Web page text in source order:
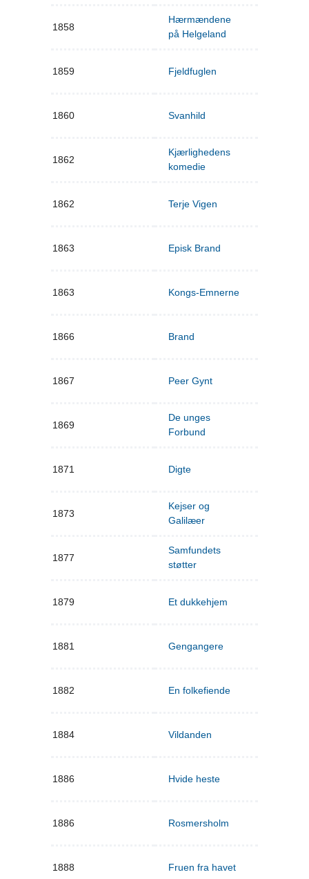
1858
Hærmændene
på Helgeland
1859 Fjeldfuglen
1860 Svanhild
1862
Kjærlighedens
komedie
1862 Terje Vigen
1863 Episk Brand
1863 Kongs-Emnerne
1866 Brand
1867 Peer Gynt
1869
De unges
Forbund
1871 Digte
1873
Kejser og
Galilæer
1877
Samfundets
støtter
1879 Et dukkehjem
1881 Gengangere
1882 En folkefiende
1884 Vildanden
1886 Hvide heste
1886 Rosmersholm
1888 Fruen fra havet